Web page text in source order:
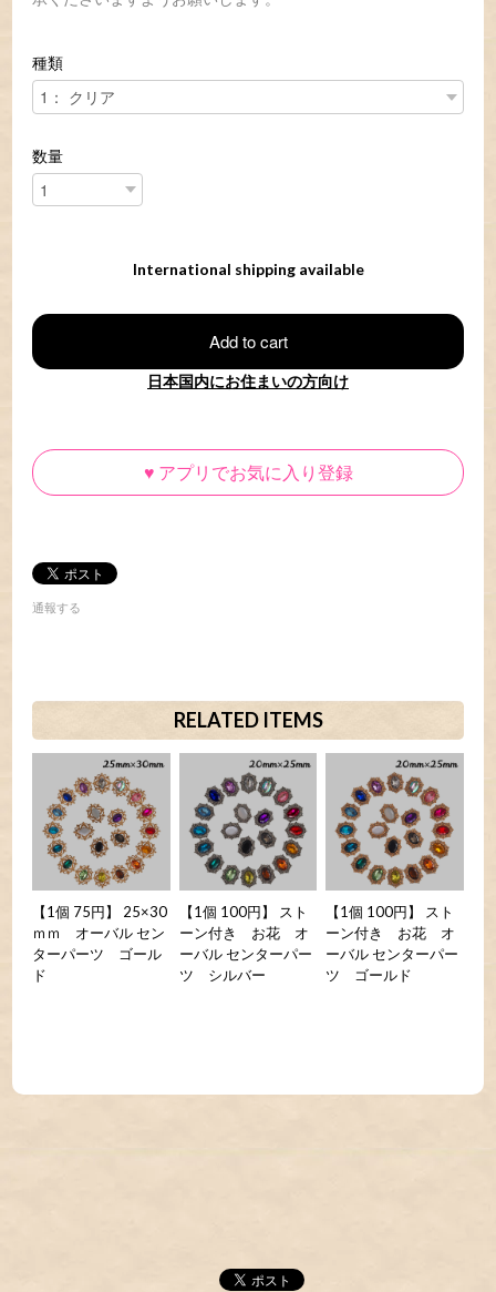
種類
数量
International shipping available
Add to cart
日本国内にお住まいの方向け
♥ アプリでお気に入り登録
通報する
RELATED ITEMS
【1個 75円】 25×30
ｍｍ オーバル セン
ターパーツ ゴール
ド
【1個 100円】 スト
ーン付き お花 オ
ーバル センターパー
ツ シルバー
【1個 100円】 スト
ーン付き お花 オ
ーバル センターパー
ツ ゴールド